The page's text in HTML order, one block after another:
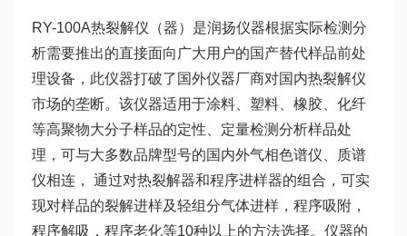
RY-100A热裂解仪（器）是润扬仪器根据实际检测分
析需要推出的直接面向广大用户的国产替代样品前处
理设备，此仪器打破了国外仪器厂商对国内热裂解仪
市场的垄断。该仪器适用于涂料、塑料、橡胶、化纤
等高聚物大分子样品的定性、定量检测分析样品处
理，可与大多数品牌型号的国内外气相色谱仪、质谱
仪相连， 通过对热裂解器和程序进样器的组合，可实
现对样品的裂解进样及轻组分气体进样，程序吸附，
程序解吸，程序老化等10种以上的方法选择。仪器的